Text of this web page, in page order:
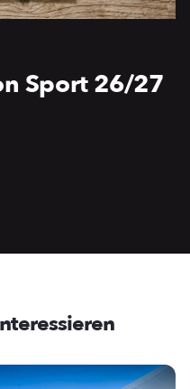
Sport 26/27